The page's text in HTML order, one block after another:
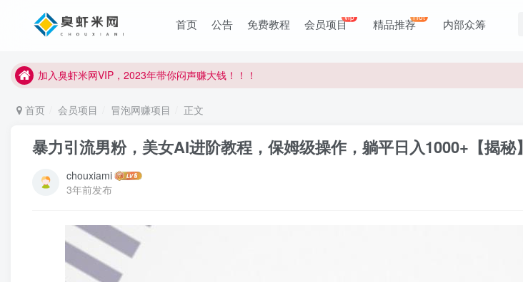
首页 公告 免费教程 会员项目vip 精品推荐Hot 内部众筹
加入臭虾米网VIP，2023年带你闷声赚大钱！！！
首页 会员项目 冒泡网赚项目 正文
暴力引流男粉，美女AI进阶教程，保姆级操作，躺平日入1000+【揭秘】
chouxiami
3年前发布